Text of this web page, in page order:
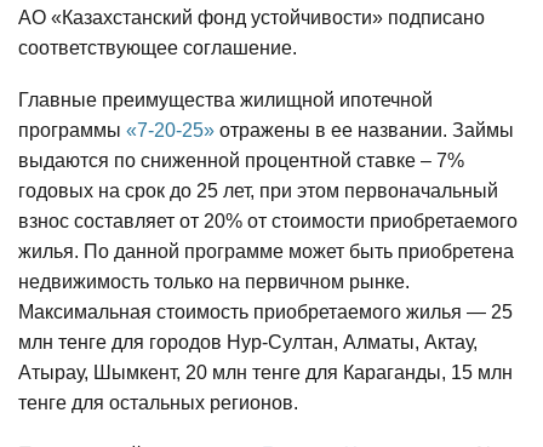
АО «Казахстанский фонд устойчивости» подписано
соответствующее соглашение.
Главные преимущества жилищной ипотечной
программы «7-20-25» отражены в ее названии. Займы
выдаются по сниженной процентной ставке – 7%
годовых на срок до 25 лет, при этом первоначальный
взнос составляет от 20% от стоимости приобретаемого
жилья. По данной программе может быть приобретена
недвижимость только на первичном рынке.
Максимальная стоимость приобретаемого жилья — 25
млн тенге для городов Нур-Султан, Алматы, Актау,
Атырау, Шымкент, 20 млн тенге для Караганды, 15 млн
тенге для остальных регионов.